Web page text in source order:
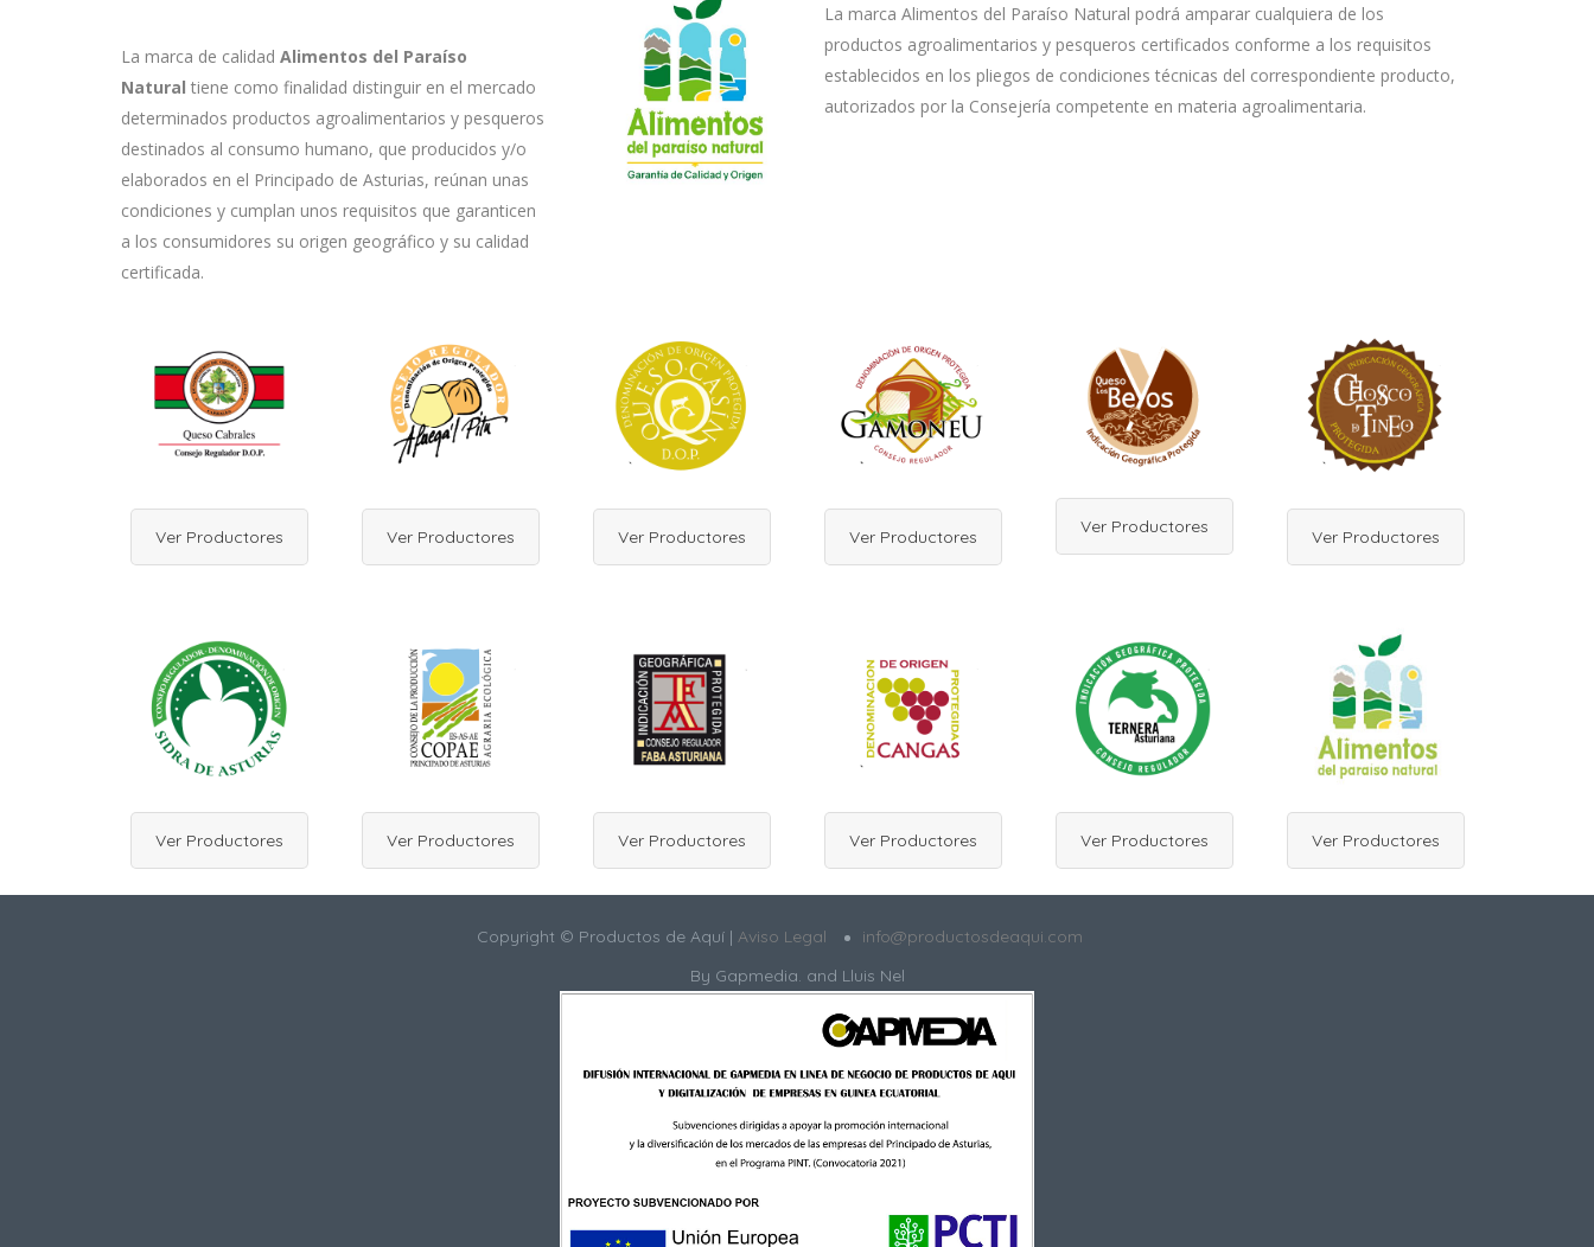
La marca de calidad Alimentos del Paraíso
Natural tiene como finalidad distinguir en el mercado
determinados productos agroalimentarios y pesqueros
destinados al consumo humano, que producidos y/o
elaborados en el Principado de Asturias, reúnan unas
condiciones y cumplan unos requisitos que garanticen
a los consumidores su origen geográfico y su calidad
certificada.
La marca Alimentos del Paraíso Natural podrá amparar cualquiera de los
productos agroalimentarios y pesqueros certificados conforme a los requisitos
establecidos en los pliegos de condiciones técnicas del correspondiente producto,
autorizados por la Consejería competente en materia agroalimentaria.
Ver Productores Ver Productores Ver Productores Ver Productores
Ver Productores
Ver Productores
Ver Productores Ver Productores Ver Productores Ver Productores Ver Productores Ver Productores
Copyright © Productos de Aquí | Aviso Legal
info@productosdeaqui.com
By Gapmedia. and Lluis Nel